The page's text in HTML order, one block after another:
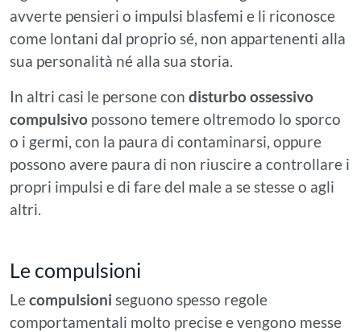
avverte pensieri o impulsi blasfemi e li riconosce
come lontani dal proprio sé, non appartenenti alla
sua personalità né alla sua storia.
In altri casi le persone con disturbo ossessivo
compulsivo possono temere oltremodo lo sporco
o i germi, con la paura di contaminarsi, oppure
possono avere paura di non riuscire a controllare i
propri impulsi e di fare del male a se stesse o agli
altri.
Le compulsioni
Lecompulsioni seguono spesso regole
comportamentali molto precise e vengono messe